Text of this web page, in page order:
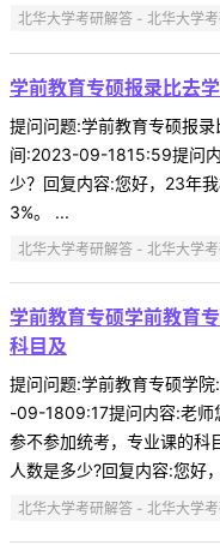
北华大学考研解答 - 北华大学
学前教育专硕报录比去
提问问题:学前教育专硕报
间:2023-09-1815:59提问
少？回复内容:您好，23年
3%。 ...
北华大学考研解答 - 北华大学
学前教育专硕学前教育
科目及
提问问题:学前教育专硕学
-09-1809:17提问内容:老师
参不参加统考，专业课的科
人数是多少?回复内容:您好
北华大学考研解答 - 北华大学